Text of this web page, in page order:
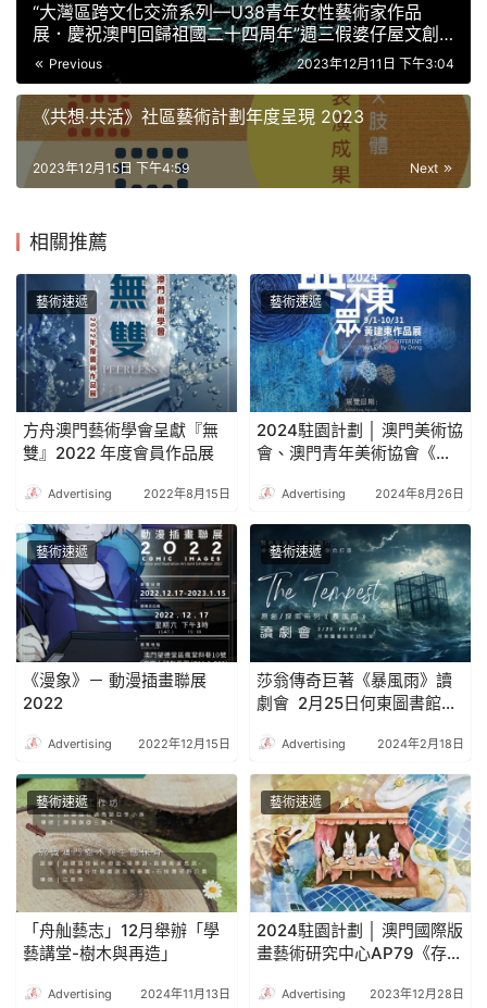
“大灣區跨文化交流系列—U38青年女性藝術家作品
展．慶祝澳門回歸祖國二十四周年”週三假婆仔屋文創
空間開幕
Previous 2023年12月11日 下午3:04
《共想‧共活》社區藝術計劃年度呈現 2023
Next
2023年12月15日 下午4:59
相關推薦
藝術速遞
方舟澳門藝術學會呈獻『無
雙』2022 年度會員作品展
Advertising 2022年8月15日
藝術速遞
2024駐園計劃 │ 澳門美術協
會、澳門青年美術協會《與
Advertising 2024年8月26日
藝術速遞
《漫象》－ 動漫插畫聯展
2022
Advertising 2022年12月15日
藝術速遞
莎翁傳奇巨著《暴風雨》讀
劇會 2月25日何東圖書館舉
Advertising 2024年2月18日
藝術速遞
「舟舢藝志」12月舉辦「學
藝講堂-樹木與再造」
Advertising 2024年11月13日
藝術速遞
2024駐園計劃 │ 澳門國際版
畫藝術研究中心AP79《存在
展
Advertising 2023年12月28日